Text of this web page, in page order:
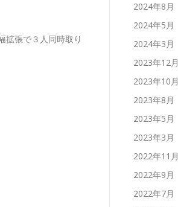
拡張で３人同時取り
2024年8月
2024年5月
2024年3月
2023年12月
2023年10月
2023年8月
2023年5月
2023年3月
2022年11月
2022年9月
2022年7月